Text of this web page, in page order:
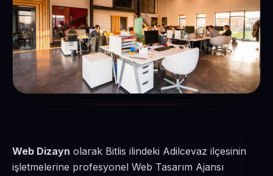
Web Dizayn olarak Bitlis ilindeki Adilcevaz ilçesinin
işletmelerine profesyonel Web Tasarım Ajansı